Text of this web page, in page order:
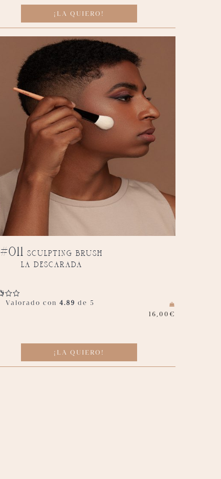
¡LA QUIERO!
#011 sculpting brush
la descarada
Valorado con4.89 de 5
16,00 €
¡LA QUIERO!